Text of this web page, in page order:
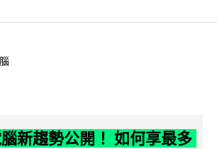
新趨勢公開！ 如何享最多